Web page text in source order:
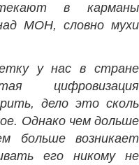
в карманы
МОН, словно мухи
у нас в стране
цифровизация
дело это сколь
Однако чем дольше
больше возникает
его никому не